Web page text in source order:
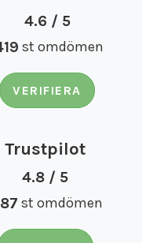
4.6 / 5
st omdömen
VERIFIERA
Trustpilot
4.8 / 5
st omdömen